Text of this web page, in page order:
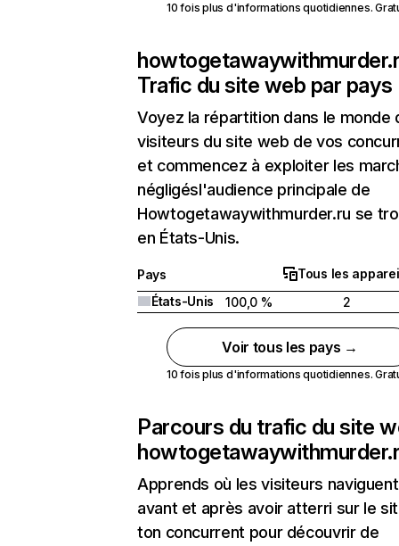
10 fois plus d'informations quotidiennes.
Trafic du site web par pays
Voyez la répartition dans le monde
visiteurs du site web de vos
et commencez à exploiter les
négligésl'audience principale de
Howtogetawaywithmurder.ru se
en États-Unis.
Pays
Tous les
États-Unis
100,0 % 2
Voir tous les pays →
10 fois plus d'informations quotidiennes.
Parcours du trafic du site
Apprends où les visiteurs naviguent
avant et après avoir atterri sur le
ton concurrent pour découvrir de